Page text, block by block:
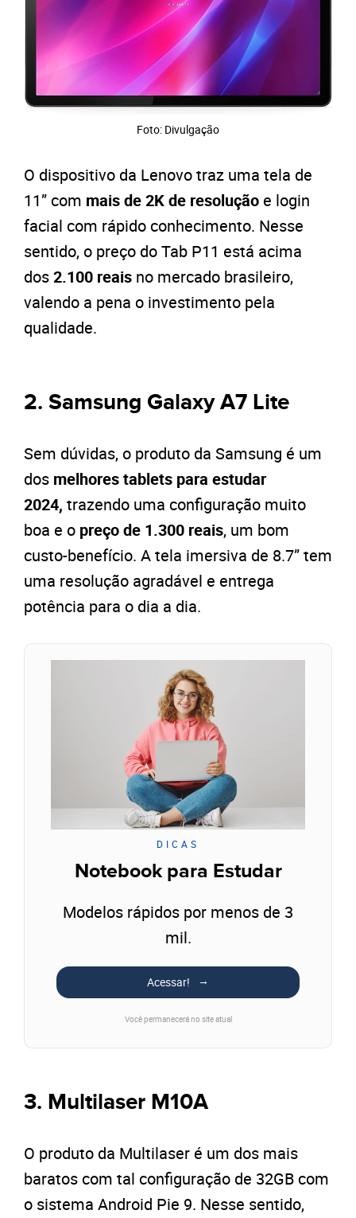
Foto: Divulgação
O dispositivo da Lenovo traz uma tela de
11” com mais de 2K de resolução e login
facial com rápido conhecimento. Nesse
sentido, o preço do Tab P11 está acima
dos2.100 reais no mercado brasileiro,
valendo a pena o investimento pela
qualidade.
2. Samsung Galaxy A7 Lite
Sem dúvidas, o produto da Samsung é um
dos melhores tablets para estudar
2024, trazendo uma configuração muito
boa e o preço de 1.300 reais, um bom
custo-benefício. A tela imersiva de 8.7” tem
uma resolução agradável e entrega
potência para o dia a dia.
DICAS
Notebook para Estudar
Modelos rápidos por menos de 3
mil.
Acessar!
Você permanecerá no site atual
3. Multilaser M10A
O produto da Multilaser é um dos mais
baratos com tal configuração de 32GB com
o sistema Android Pie 9. Nesse sentido,